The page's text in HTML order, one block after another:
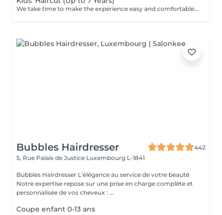
We take time to make the experience easy and comfortable, starting with a short talk to understand the look you want, followed by a careful cut.
Bubbles Hairdresser
442
5, Rue Palais de Justice Luxembourg L-1841
Bubbles Hairdresser L'élégance au service de votre beauté
Notre expertise repose sur une prise en charge complète et
personnalisée de vos cheveux : ...
Coupe enfant 0-13 ans